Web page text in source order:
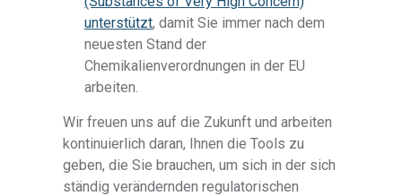
unterstützt, damit Sie immer nach dem
neuesten Stand der
Chemikalienverordnungen in der EU
arbeiten.
Wir freuen uns auf die Zukunft und arbeiten
kontinuierlich daran, Ihnen die Tools zu
geben, die Sie brauchen, um sich in der sich
ständig verändernden regulatorischen